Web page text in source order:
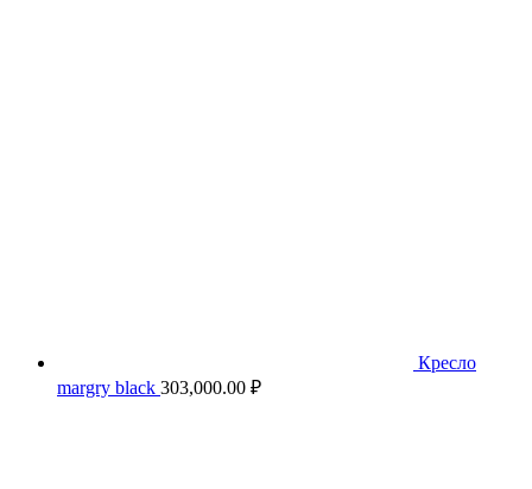
Кресло
margry black 303,000.00 ₽